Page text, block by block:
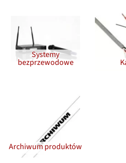
Systemy
bezprzewodowe
Archiwum produktów